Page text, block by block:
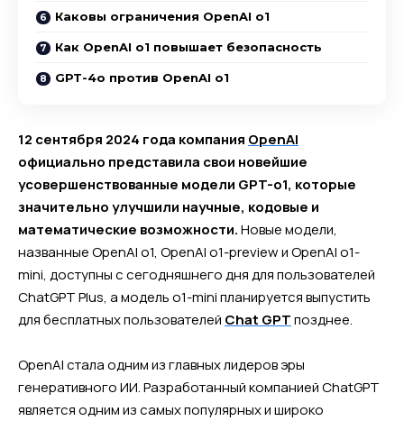
Каковы ограничения OpenAI o1
Как OpenAI o1 повышает безопасность
GPT-4o против OpenAI o1
12 сентября 2024 года компания OpenAI
официально представила свои новейшие
усовершенствованные модели GPT-o1, которые
значительно улучшили научные, кодовые и
математические возможности.Новые модели,
названные OpenAI o1, OpenAI o1-preview и OpenAI o1-
mini, доступны с сегодняшнего дня для пользователей
ChatGPT Plus, а модель o1-mini планируется выпустить
для бесплатных пользователей Chat GPTпозднее.
OpenAI стала одним из главных лидеров эры
генеративного ИИ. Разработанный компанией ChatGPT
является одним из самых популярных и широко